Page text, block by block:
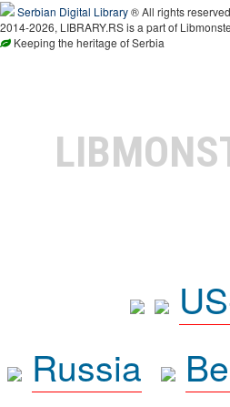
Serbian Digital Library® All rights
2014-2026, LIBRARY.RS is a part of
Keeping the heritage of Serbia
Russia